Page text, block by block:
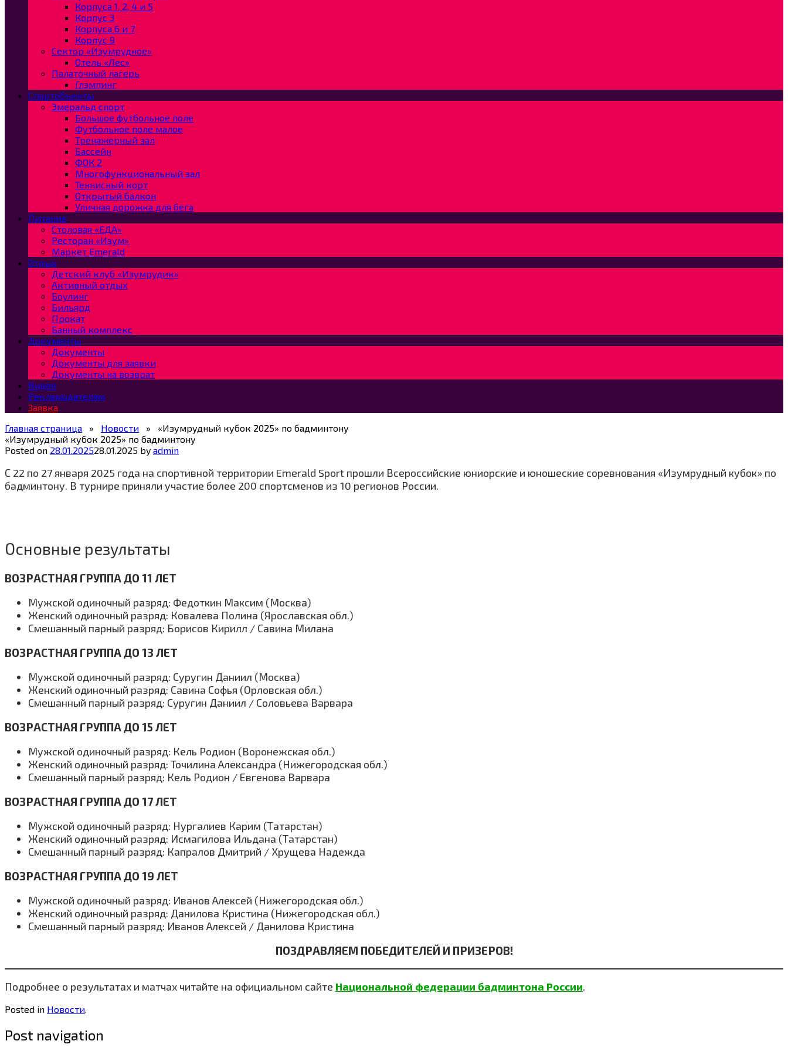
Корпуса 1, 2, 4 и 5
Корпус 3
Корпуса 6 и 7
Корпус 9
Сектор «Изумрудное»
Отель «Лес»
Палаточный лагерь
Глэмпинг
Спортобъекты
Эмеральд спорт
Большое футбольное поле
Футбольное поле малое
Тренажерный зал
Бассейн
ФОК 2
Многофункциональный зал
Теннисный корт
Открытый балкон
Уличная дорожка для бега
Питание
Столовая «ЕДА»
Ресторан «Изум»
Маркет Emerald
Отдых
Детский клуб «Изумрудик»
Активный отдых
Боулинг
Бильярд
Прокат
Банный комплекс
Документы
Документы
Документы для заявки
Документы на возврат
Видео
Рекламодателям
Заявка
Главная страница » Новости » «Изумрудный кубок 2025» по бадминтону
«Изумрудный кубок 2025» по бадминтону
Posted on 28.01.202528.01.2025 by admin
С 22 по 27 января 2025 года на спортивной территории Emerald Sport прошли Всероссийские юниорские и юношеские соревнования «Изумрудный кубок» по
бадминтону. В турнире приняли участие более 200 спортсменов из 10 регионов России.
Основные результаты
ВОЗРАСТНАЯ ГРУППА ДО 11 ЛЕТ
Мужской одиночный разряд: Федоткин Максим (Москва)
Женский одиночный разряд: Ковалева Полина (Ярославская обл.)
Смешанный парный разряд: Борисов Кирилл / Савина Милана
ВОЗРАСТНАЯ ГРУППА ДО 13 ЛЕТ
Мужской одиночный разряд: Суругин Даниил (Москва)
Женский одиночный разряд: Савина Софья (Орловская обл.)
Смешанный парный разряд: Суругин Даниил / Соловьева Варвара
ВОЗРАСТНАЯ ГРУППА ДО 15 ЛЕТ
Мужской одиночный разряд: Кель Родион (Воронежская обл.)
Женский одиночный разряд: Точилина Александра (Нижегородская обл.)
Смешанный парный разряд: Кель Родион / Евгенова Варвара
ВОЗРАСТНАЯ ГРУППА ДО 17 ЛЕТ
Мужской одиночный разряд: Нургалиев Карим (Татарстан)
Женский одиночный разряд: Исмагилова Ильдана (Татарстан)
Смешанный парный разряд: Капралов Дмитрий / Хрущева Надежда
ВОЗРАСТНАЯ ГРУППА ДО 19 ЛЕТ
Мужской одиночный разряд: Иванов Алексей (Нижегородская обл.)
Женский одиночный разряд: Данилова Кристина (Нижегородская обл.)
Смешанный парный разряд: Иванов Алексей / Данилова Кристина
ПОЗДРАВЛЯЕМ ПОБЕДИТЕЛЕЙ И ПРИЗЕРОВ!
Подробнее о результатах и матчах читайте на официальном сайте Национальной федерации бадминтона России.
Posted in Новости.
Post navigation